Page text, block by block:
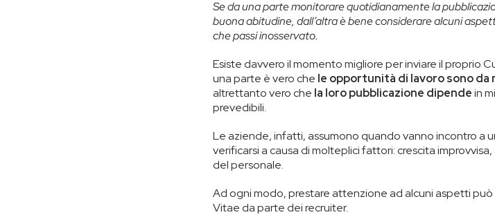
Se da una parte monitorare quotidianamente la
buona abitudine, dall’altra è bene considerare alcuni
che passi inosservato.
Esiste davvero il momento migliore per inviare il proprio
una parte è vero che le opportunità di lavoro sono da
altrettanto vero che la loro pubblicazione dipendein
prevedibili.
Le aziende, infatti, assumono quando vanno incontro a
verificarsi a causa di molteplici fattori: crescita
del personale.
Ad ogni modo, prestare attenzione ad alcuni aspetti
Vitae da parte dei recruiter.